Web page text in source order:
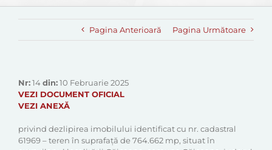
Pagina Anterioară Pagina Următoare
Nr:14din:10 Februarie 2025
VEZI DOCUMENT OFICIAL
VEZI ANEXĂ
privind dezlipirea imobilului identificat cu nr. cadastral
61969 – teren în suprafață de 764.662 mp, situat în